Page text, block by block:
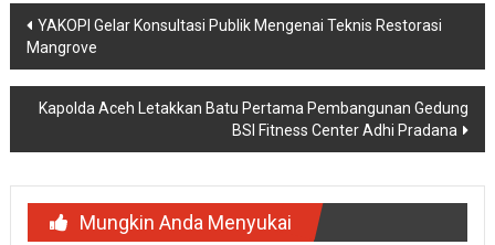
Navigasi
pos
YAKOPI Gelar Konsultasi Publik Mengenai Teknis Restorasi
Mangrove
Kapolda Aceh Letakkan Batu Pertama Pembangunan Gedung
BSI Fitness Center Adhi Pradana
Mungkin Anda Menyukai